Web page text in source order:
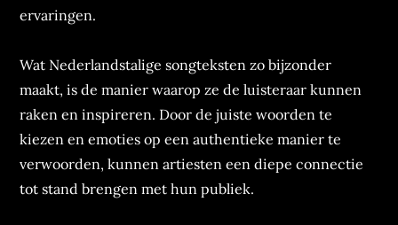
ervaringen.
Wat Nederlandstalige songteksten zo bijzonder
maakt, is de manier waarop ze de luisteraar kunnen
raken en inspireren. Door de juiste woorden te
kiezen en emoties op een authentieke manier te
verwoorden, kunnen artiesten een diepe connectie
tot stand brengen met hun publiek.